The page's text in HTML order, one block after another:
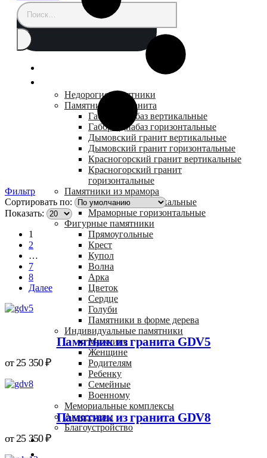
Недорогие памятники
Памятники из гранита
Габбро Диабаз вертикальные
Габбро Диабаз горизонтальные
Дымовский гранит вертикальные
Дымовский гранит горизонтальные
Красногорский гранит вертикальные
Красногорский гранит
горизонтальные
Памятники из мрамора
Мраморные вертикальные
Мраморные горизонтальные
Фигурные памятники
Прямоугольные
Крест
Купол
Волна
Арка
Цветок
Сердце
Голуби
Памятники в форме дерева
Индивидуальные памятники
Мужчине
Женщине
Родителям
Ребенку
Семейные
Военному
Мемориальные комплексы
Аксессуары
Благоустройство
Гравировка
Фильтр
Сортировать по:
Показать:
1
2
…
7
8
Далее
Памятник из гранита GDV5
от25 350₽
Памятник из гранита GDV8
от25 350₽